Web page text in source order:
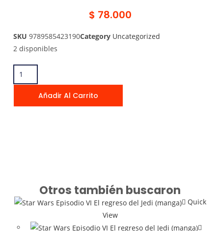
$ 78.000
SKU 9789585423190Category Uncategorized
2 disponibles
Añadir Al Carrito
Otros también buscaron
Quick
View